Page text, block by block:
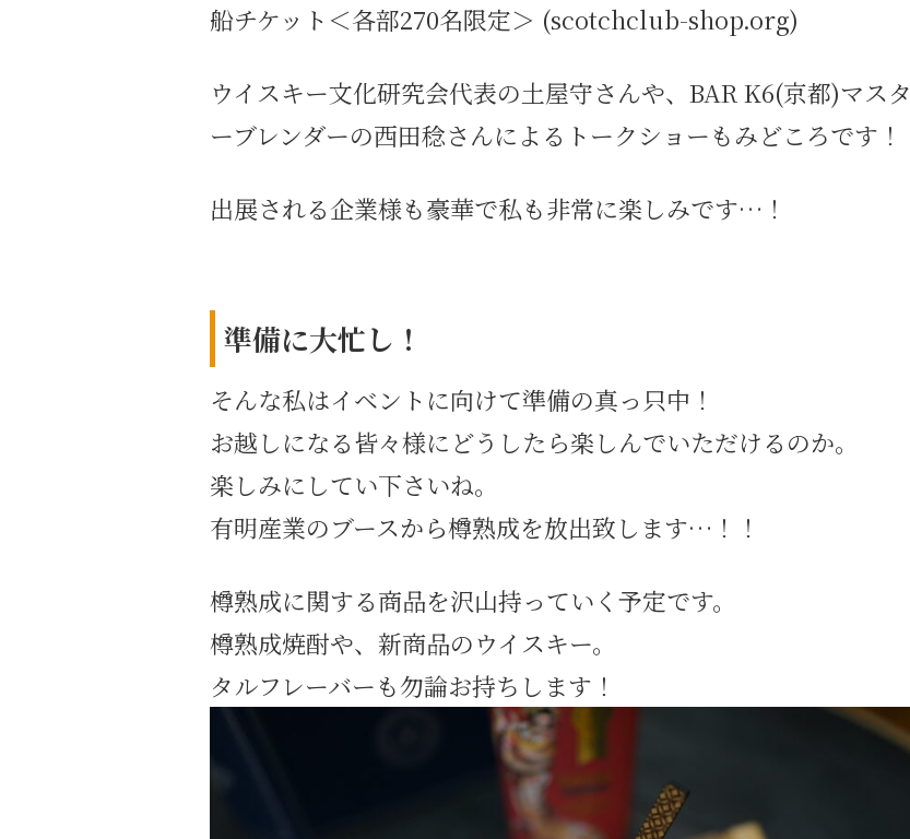
船チケット＜各部270名限定＞ (scotchclub-shop.org)
ウイスキー文化研究会代表の土屋守さんや、BAR K6(京都)マスタ
ーブレンダーの西田稔さんによるトークショーもみどころです！
出展される企業様も豪華で私も非常に楽しみです…！
準備に大忙し！
そんな私はイベントに向けて準備の真っ只中！
お越しになる皆々様にどうしたら楽しんでいただけるのか。
楽しみにしてい下さいね。
有明産業のブースから樽熟成を放出致します…！！
樽熟成に関する商品を沢山持っていく予定です。
樽熟成焼酎や、新商品のウイスキー。
タルフレーバーも勿論お持ちします！